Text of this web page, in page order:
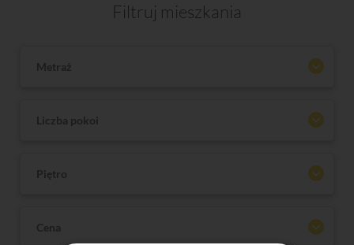
Filtruj mieszkania
Metraż
Liczba pokoi
Piętro
Cena